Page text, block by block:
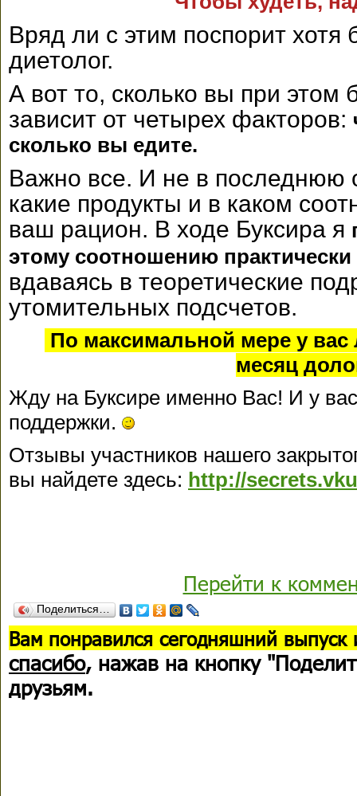
Вряд ли с этим поспорит
диетолог.
А вот то, сколько вы при этом
зависит от четырех факторов:
сколько вы едите.
Важно все. И не в последнюю
какие продукты и в каком
ваш рацион. В ходе Буксира я
этому соотношению практически
вдаваясь в теоретические
утомительных подсчетов.
По максимальной мере у вас
месяц
Жду на Буксире именно Вас! И у вас
поддержки.
Отзывы участников нашего
вы найдете здесь: http://
Перейти к
Поделиться…
Вам понравился сегодняшний выпуск
спасибо, нажав на кнопку
друзьям.